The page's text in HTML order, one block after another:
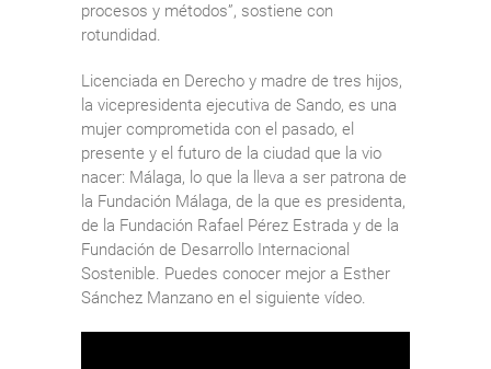
procesos y métodos”, sostiene con
rotundidad.
Licenciada en Derecho y madre de tres hijos,
la vicepresidenta ejecutiva de Sando, es una
mujer comprometida con el pasado, el
presente y el futuro de la ciudad que la vio
nacer: Málaga, lo que la lleva a ser patrona de
la Fundación Málaga, de la que es presidenta,
de la Fundación Rafael Pérez Estrada y de la
Fundación de Desarrollo Internacional
Sostenible. Puedes conocer mejor a Esther
Sánchez Manzano en el siguiente vídeo.